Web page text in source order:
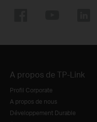
A propos de TP-Link
Profil Corporate
A propos de nous
Développement Durable